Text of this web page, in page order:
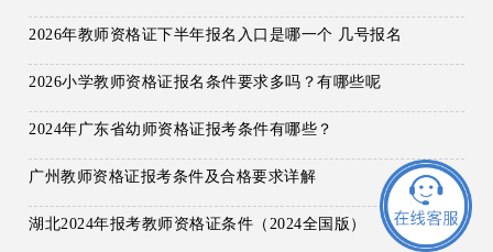
2026年教师资格证下半年报名入口是哪一个 几号报名
2026小学教师资格证报名条件要求多吗？有哪些呢
2024年广东省幼师资格证报考条件有哪些？
广州教师资格证报考条件及合格要求详解
湖北2024年报考教师资格证条件（2024全国版）